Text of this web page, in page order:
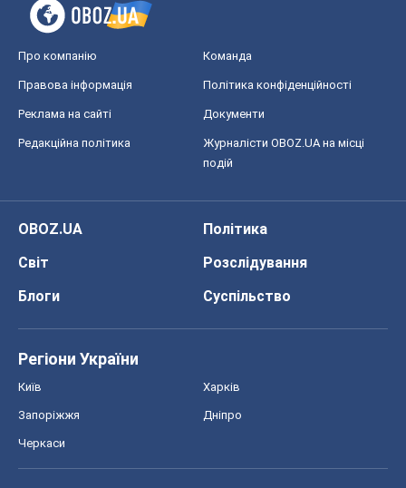
Про компанію Команда
Правова інформація Політика конфіденційності
Реклама на сайті Документи
Редакційна політика
Журналісти OBOZ.UA на місці
подій
OBOZ.UA
Політика
Світ
Розслідування
Блоги
Суспільство
Регіони України
Київ Харків
Запоріжжя Дніпро
Черкаси